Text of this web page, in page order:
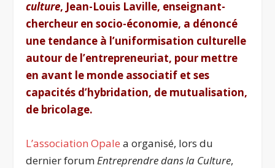
culture, Jean-Louis Laville, enseignant-
chercheur en socio-économie, a dénoncé
une tendance à l’uniformisation culturelle
autour de l’entrepreneuriat, pour mettre
en avant le monde associatif et ses
capacités d’hybridation, de mutualisation,
de bricolage.
L’association Opale a organisé, lors du
dernier forumEntreprendre dans la Culture,